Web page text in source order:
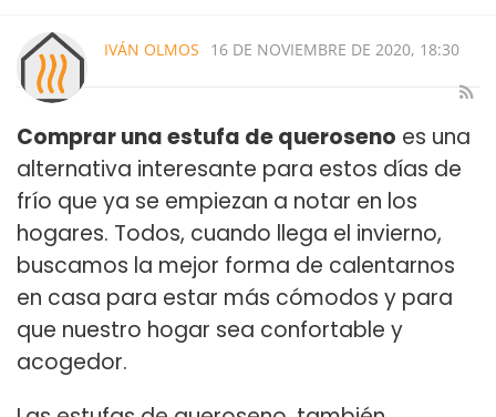
IVÁN OLMOS 16 DE NOVIEMBRE DE 2020, 18:30
Comprar una estufa de queroseno es una
alternativa interesante para estos días de
frío que ya se empiezan a notar en los
hogares. Todos, cuando llega el invierno,
buscamos la mejor forma de calentarnos
en casa para estar más cómodos y para
que nuestro hogar sea confortable y
acogedor.